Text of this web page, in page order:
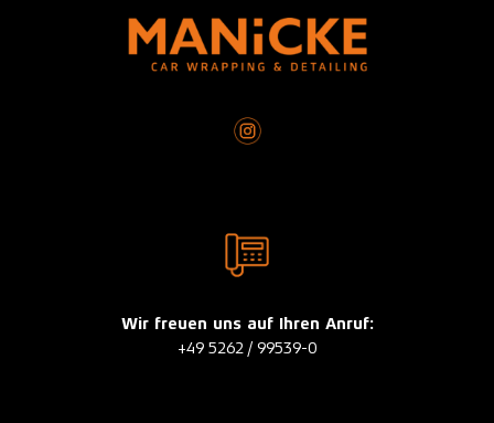
Wir freuen uns auf Ihren Anruf:
+49 5262 / 99539-0